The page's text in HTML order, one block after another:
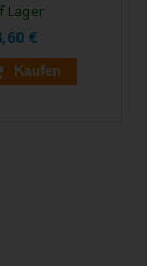
€
Kaufen
Lager